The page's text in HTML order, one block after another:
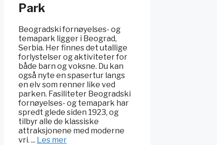
Park
Beogradski fornøyelses- og
temapark ligger i Beograd,
Serbia. Her finnes det utallige
forlystelser og aktiviteter for
både barn og voksne. Du kan
også nyte en spasertur langs
en elv som renner like ved
parken. Fasiliteter Beogradski
fornøyelses- og temapark har
spredt glede siden 1923, og
tilbyr alle de klassiske
attraksjonene med moderne
vri. ... Les mer